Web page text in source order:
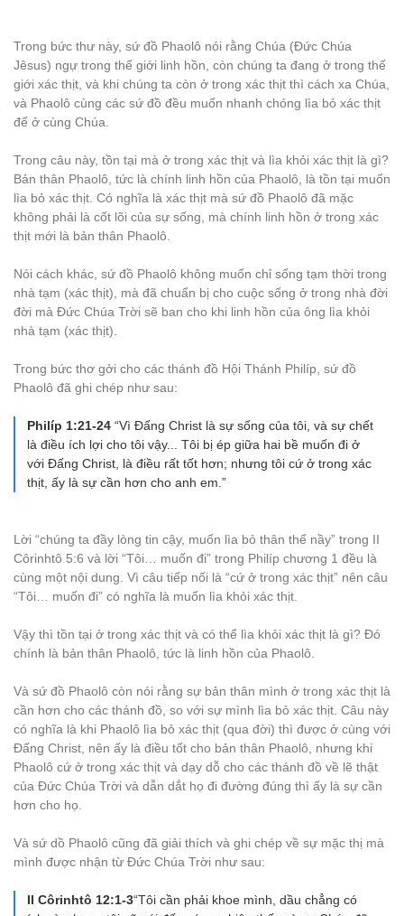
Trong bức thư này, sứ đồ Phaolô nói rằng Chúa (Đức Chúa
Jêsus) ngự trong thế giới linh hồn, còn chúng ta đang ở trong thế
giới xác thịt, và khi chúng ta còn ở trong xác thịt thì cách xa Chúa,
và Phaolô cùng các sứ đồ đều muốn nhanh chóng lìa bỏ xác thịt
để ở cùng Chúa.
Trong câu này, tồn tại mà ở trong xác thịt và lìa khỏi xác thịt là gì?
Bản thân Phaolô, tức là chính linh hồn của Phaolô, là tồn tại muốn
lìa bỏ xác thịt. Có nghĩa là xác thịt mà sứ đồ Phaolô đã mặc
không phải là cốt lõi của sự sống, mà chính linh hồn ở trong xác
thịt mới là bản thân Phaolô.
Nói cách khác, sứ đồ Phaolô không muốn chỉ sống tạm thời trong
nhà tạm (xác thịt), mà đã chuẩn bị cho cuộc sống ở trong nhà đời
đời mà Đức Chúa Trời sẽ ban cho khi linh hồn của ông lìa khỏi
nhà tạm (xác thịt).
Trong bức thơ gởi cho các thánh đồ Hội Thánh Philíp, sứ đồ
Phaolô đã ghi chép như sau:
Philíp 1:21-24 “Vì Đấng Christ là sự sống của tôi, và sự chết
là điều ích lợi cho tôi vậy... Tôi bị ép giữa hai bề muốn đi ở
với Đấng Christ, là điều rất tốt hơn; nhưng tôi cứ ở trong xác
thịt, ấy là sự cần hơn cho anh em.”
Lời “chúng ta đầy lòng tin cậy, muốn lìa bỏ thân thể nầy” trong II
Côrinhtô 5:6 và lời “Tôi… muốn đi” trong Philíp chương 1 đều là
cùng một nội dung. Vì câu tiếp nối là “cứ ở trong xác thịt” nên câu
“Tôi… muốn đi” có nghĩa là muốn lìa khỏi xác thịt.
Vậy thì tồn tại ở trong xác thịt và có thể lìa khỏi xác thịt là gì? Đó
chính là bản thân Phaolô, tức là linh hồn của Phaolô.
Và sứ đồ Phaolô còn nói rằng sự bản thân mình ở trong xác thịt là
cần hơn cho các thánh đồ, so với sự mình lìa bỏ xác thịt. Câu này
có nghĩa là khi Phaolô lìa bỏ xác thịt (qua đời) thì được ở cùng với
Đấng Christ, nên ấy là điều tốt cho bản thân Phaolô, nhưng khi
Phaolô cứ ở trong xác thịt và dạy dỗ cho các thánh đồ về lẽ thật
của Đức Chúa Trời và dẫn dắt họ đi đường đúng thì ấy là sự cần
hơn cho họ.
Và sứ dồ Phaolô cũng đã giải thích và ghi chép về sự mặc thị mà
mình được nhận từ Đức Chúa Trời như sau:
II Côrinhtô 12:1-3“Tôi cần phải khoe mình, dầu chẳng có